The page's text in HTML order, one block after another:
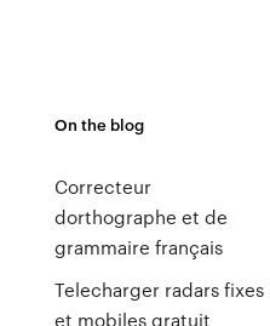
On the blog
Correcteur
dorthographe et de
grammaire français
Telecharger radars fixes
et mobiles gratuit